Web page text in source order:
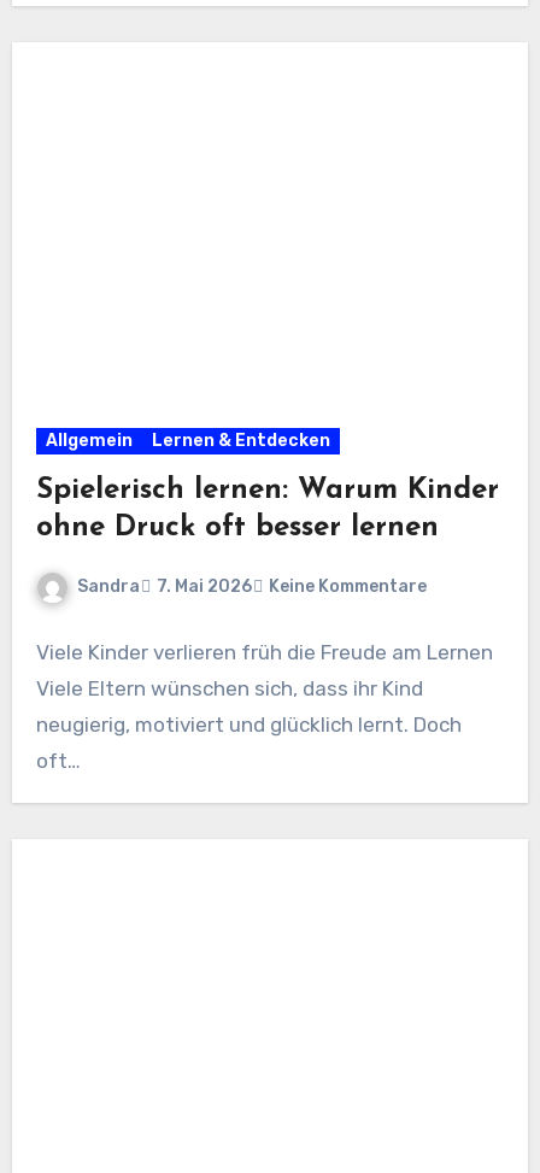
Allgemein Lernen & Entdecken
Spielerisch lernen: Warum Kinder
ohne Druck oft besser lernen
Sandra 7. Mai 2026 Keine Kommentare
Viele Kinder verlieren früh die Freude am Lernen
Viele Eltern wünschen sich, dass ihr Kind
neugierig, motiviert und glücklich lernt. Doch
oft…